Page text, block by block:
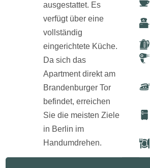
ausgestattet. Es
verfügt über eine
vollständig
eingerichtete Küche.
Da sich das
Apartment direkt am
Brandenburger Tor
befindet, erreichen
Sie die meisten Ziele
in Berlin im
Handumdrehen.